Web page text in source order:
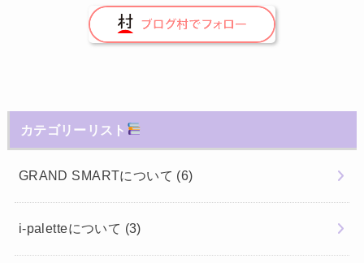
カテゴリーリスト
GRAND SMARTについて (6)
i-paletteについて (3)